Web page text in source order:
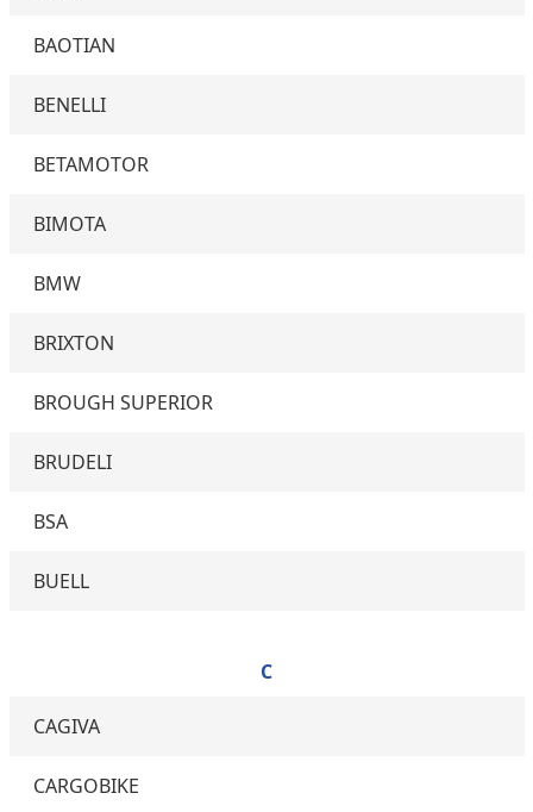
BAOTIAN
BENELLI
BETAMOTOR
BIMOTA
BMW
BRIXTON
BROUGH SUPERIOR
BRUDELI
BSA
BUELL
C
CAGIVA
CARGOBIKE